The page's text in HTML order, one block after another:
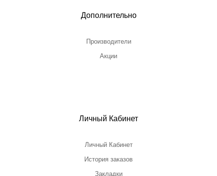
Дополнительно
Производители
Акции
Личный Кабинет
Личный Кабинет
История заказов
Закладки